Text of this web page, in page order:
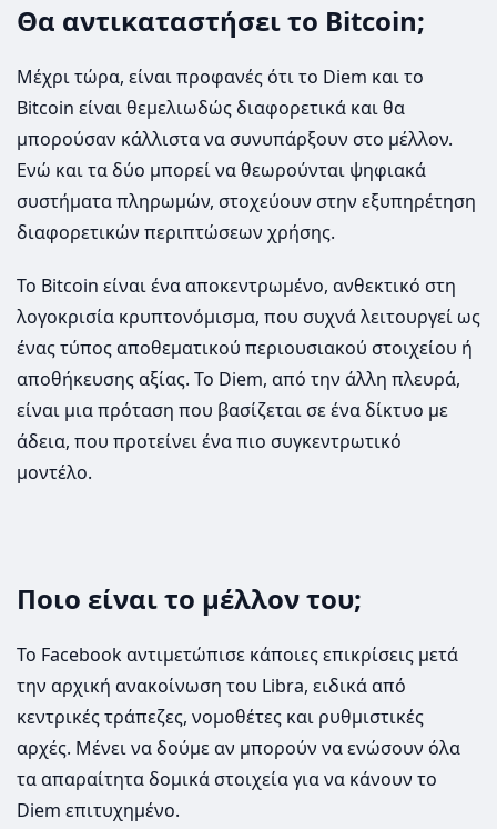
Θα αντικαταστήσει το Bitcoin;
Μέχρι τώρα, είναι προφανές ότι το Diem και το
Bitcoin είναι θεμελιωδώς διαφορετικά και θα
μπορούσαν κάλλιστα να συνυπάρξουν στο μέλλον.
Ενώ και τα δύο μπορεί να θεωρούνται ψηφιακά
συστήματα πληρωμών, στοχεύουν στην εξυπηρέτηση
διαφορετικών περιπτώσεων χρήσης.
Το Bitcoin είναι ένα αποκεντρωμένο, ανθεκτικό στη
λογοκρισία κρυπτονόμισμα, που συχνά λειτουργεί ως
ένας τύπος αποθεματικού περιουσιακού στοιχείου ή
αποθήκευσης αξίας. To Diem, από την άλλη πλευρά,
είναι μια πρόταση που βασίζεται σε ένα δίκτυο με
άδεια, που προτείνει ένα πιο συγκεντρωτικό
μοντέλο.
Ποιο είναι το μέλλον του;
Το Facebook αντιμετώπισε κάποιες επικρίσεις μετά
την αρχική ανακοίνωση του Libra, ειδικά από
κεντρικές τράπεζες, νομοθέτες και ρυθμιστικές
αρχές. Μένει να δούμε αν μπορούν να ενώσουν όλα
τα απαραίτητα δομικά στοιχεία για να κάνουν το
Diem επιτυχημένο.